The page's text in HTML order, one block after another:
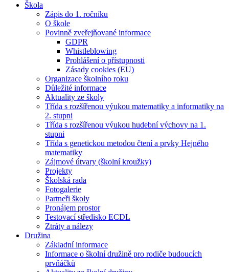
Škola
Zápis do 1. ročníku
O škole
Povinně zveřejňované informace
GDPR
Whistleblowing
Prohlášení o přístupnosti
Zásady cookies (EU)
Organizace školního roku
Důležité informace
Aktuality ze školy
Třída s rozšířenou výukou matematiky a informatiky na
2. stupni
Třída s rozšířenou výukou hudební výchovy na 1.
stupni
Třída s genetickou metodou čtení a prvky Hejného
matematiky
Zájmové útvary (školní kroužky)
Projekty
Školská rada
Fotogalerie
Partneři školy
Pronájem prostor
Testovací středisko ECDL
Ztráty a nálezy
Družina
Základní informace
Informace o školní družině pro rodiče budoucích
prvňáčků